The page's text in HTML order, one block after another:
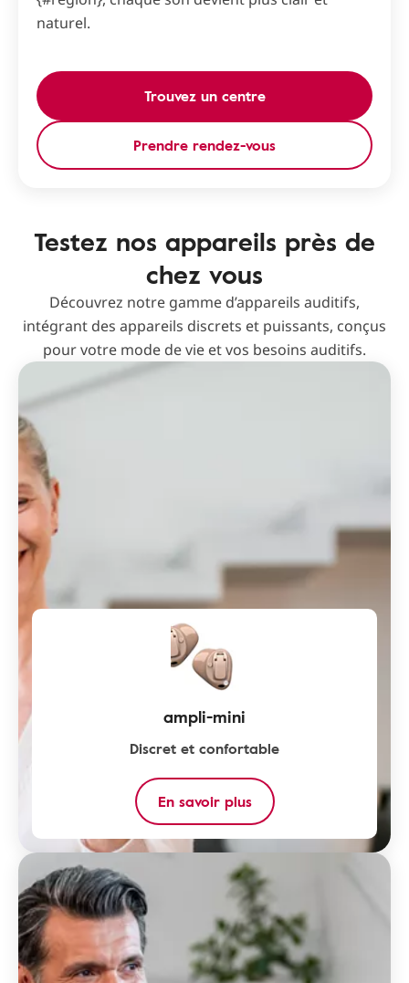
naturel.
Trouvez un centre
Prendre rendez-vous
Testez nos appareils près de
chez vous
Découvrez notre gamme d’appareils auditifs,
intégrant des appareils discrets et puissants, conçus
pour votre mode de vie et vos besoins auditifs.
ampli-mini
Discret et confortable
En savoir plus